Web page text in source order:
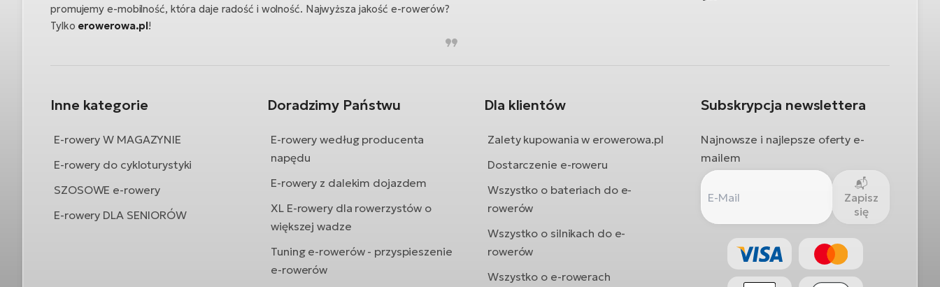
promujemy e-mobilność, która daje radość i wolność. Najwyższa jakość e-rowerów?
Tylko erowerowa.pl!
Inne kategorie
E-rowery W MAGAZYNIE
E-rowery do cykloturystyki
SZOSOWE e-rowery
E-rowery DLA SENIORÓW
Doradzimy Państwu
E-rowery według producenta
napędu
E-rowery z dalekim dojazdem
XL E-rowery dla rowerzystów o
większej wadze
Tuning e-rowerów - przyspieszenie
e-rowerów
Dla klientów
Zalety kupowania w erowerowa.pl
Dostarczenie e-roweru
Wszystko o bateriach do e-
rowerów
Wszystko o silnikach do e-
rowerów
Wszystko o e-rowerach
Subskrypcja newslettera
Najnowsze i najlepsze oferty e-
mailem
Zapisz
się